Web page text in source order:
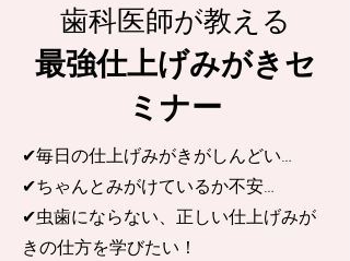
歯科医師が教える
最強仕上げみがきセ
ミナー
✔︎毎日の仕上げみがきがしんどい…
✔︎ちゃんとみがけているか不安…
✔︎虫歯にならない、正しい仕上げみが
きの仕方を学びたい！